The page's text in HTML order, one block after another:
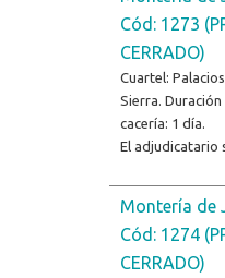
Cód: 1273
CERRADO)
Cuartel:
Sierra. Duración
cacería: 1 día.
El adjudicatario
Montería de
Cód: 1274
CERRADO)